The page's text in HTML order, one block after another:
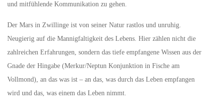
und mitfühlende Kommunikation zu gehen.
Der Mars in Zwillinge ist von seiner Natur rastlos und unruhig.
Neugierig auf die Mannigfaltigkeit des Lebens. Hier zählen nicht die
zahlreichen Erfahrungen, sondern das tiefe empfangene Wissen aus der
Gnade der Hingabe (Merkur/Neptun Konjunktion in Fische am
Vollmond), an das was ist – an das, was durch das Leben empfangen
wird und das, was einem das Leben nimmt.